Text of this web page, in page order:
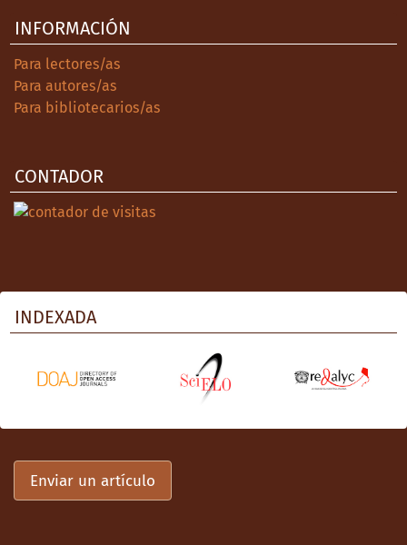
INFORMACIÓN
Para lectores/as
Para autores/as
Para bibliotecarios/as
CONTADOR
INDEXADA
Enviar un artículo